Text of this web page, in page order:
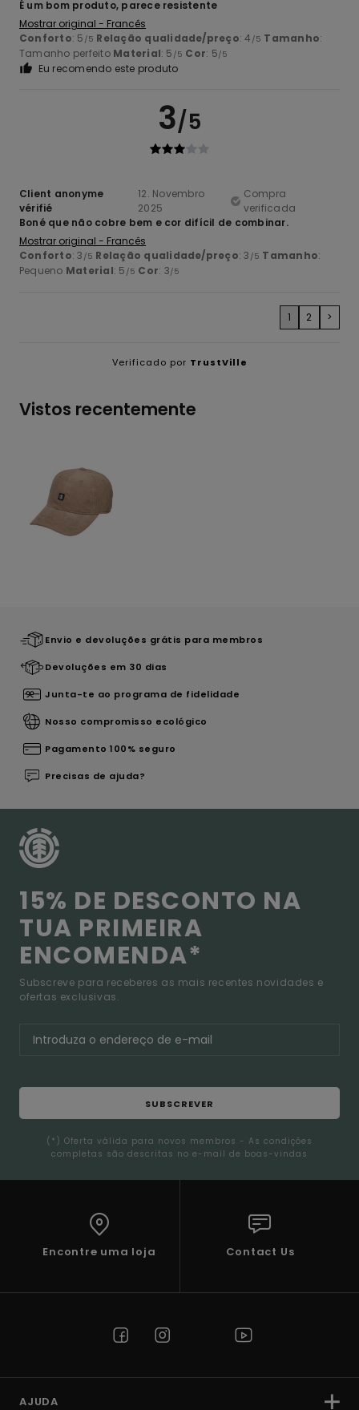
É um bom produto, parece resistente
Mostrar original - Francês
Conforto: 5 /5 Relação qualidade/preço: 4 /5 Tamanho:
Tamanho perfeito Material: 5 /5 Cor: 5/5
Eu recomendo este produto
3/5
Client anonyme
vérifié
12. Novembro
2025
Compra
verificada
Boné que não cobre bem e cor difícil de combinar.
Mostrar original - Francês
Conforto: 3 /5 Relação qualidade/preço: 3 /5 Tamanho:
Pequeno Material: 5 /5 Cor: 3/5
1 2 >
Verificado por TrustVille
Vistos recentemente
Envio e devoluções grátis para membros
Devoluções em 30 dias
Junta-te ao programa de fidelidade
Nosso compromisso ecológico
Pagamento 100% seguro
Precisas de ajuda?
15% DE DESCONTO NA
TUA PRIMEIRA
ENCOMENDA*
Subscreve para receberes as mais recentes novidades e
ofertas exclusivas.
SUBSCREVER
(*) Oferta válida para novos membros - As condições
completas são descritas no e-mail de boas-vindas
Encontre uma loja Contact Us
AJUDA